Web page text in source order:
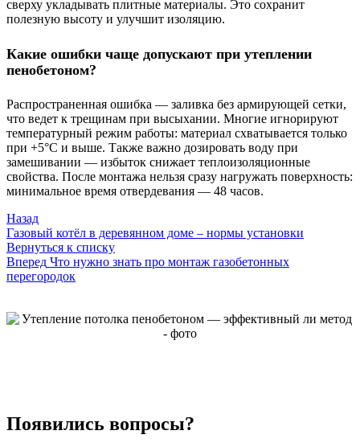
сверху укладывать плитные материалы. Это сохранит
полезную высоту и улучшит изоляцию.
Какие ошибки чаще допускают при утеплении
пенобетоном?
Распространенная ошибка — заливка без армирующей сетки,
что ведет к трещинам при высыхании. Многие игнорируют
температурный режим работы: материал схватывается только
при +5°C и выше. Также важно дозировать воду при
замешивании — избыток снижает теплоизоляционные
свойства. После монтажа нельзя сразу нагружать поверхность:
минимальное время отвердевания — 48 часов.
Назад
Газовый котёл в деревянном доме – нормы установки
Вернуться к списку
Вперед Что нужно знать про монтаж газобетонных
перегородок
Появились вопросы?